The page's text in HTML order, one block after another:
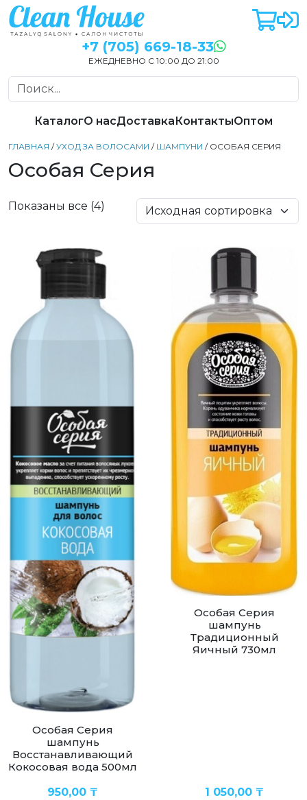
+7 (705) 669-18-33
ЕЖЕДНЕВНО С 10:00 ДО 21:00
КаталогО насДоставкаКонтактыОптом
ГЛАВНАЯ /УХОД ЗА ВОЛОСАМИ / ШАМПУНИ / ОСОБАЯ СЕРИЯ
Особая Серия
Показаны все (4)
Особая Серия
шампунь
Восстанавливающий
Кокосовая вода 500мл
950,00 ₸
Особая Серия
шампунь
Традиционный
Яичный 730мл
1 050,00 ₸